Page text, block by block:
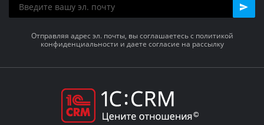
Отправляя адрес эл. почты, вы соглашаетесь с политикой
конфиденциальности и даете согласие на рассылку